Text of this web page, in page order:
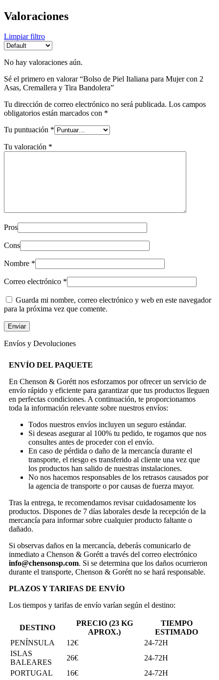
Valoraciones
Limpiar filtro
No hay valoraciones aún.
Sé el primero en valorar “Bolso de Piel Italiana para Mujer con 2
Asas, Cremallera y Tira Bandolera”
Tu dirección de correo electrónico no será publicada. Los campos
obligatorios están marcados con *
Tu puntuación *
Tu valoración *
Pros
Cons
Nombre *
Correo electrónico *
Guarda mi nombre, correo electrónico y web en este navegador
para la próxima vez que comente.
Envíos y Devoluciones
ENVÍO DEL PAQUETE
En Chenson & Gorétt nos esforzamos por ofrecer un servicio de
envío rápido y eficiente para garantizar que tus productos lleguen
en perfectas condiciones. A continuación, te proporcionamos
toda la información relevante sobre nuestros envíos:
Todos nuestros envíos incluyen un seguro estándar.
Si deseas asegurar al 100% tu pedido, te rogamos que nos
consultes antes de proceder con el envío.
En caso de pérdida o daño de la mercancía durante el
transporte, el riesgo es transferido al cliente una vez que
los productos han salido de nuestras instalaciones.
No nos hacemos responsables de los retrasos causados por
la agencia de transporte o por causas de fuerza mayor.
Tras la entrega, te recomendamos revisar cuidadosamente los
productos. Dispones de 7 días laborales desde la recepción de la
mercancía para informar sobre cualquier producto faltante o
dañado.
Si observas daños en la mercancía, deberás comunicarlo de
inmediato a Chenson & Gorétt a través del correo electrónico
info@chensonsp.com. Si se determina que los daños ocurrieron
durante el transporte, Chenson & Gorétt no se hará responsable.
PLAZOS Y TARIFAS DE ENVÍO
Los tiempos y tarifas de envío varían según el destino:
DESTINO
PRECIO (23 KG
APROX.)
TIEMPO
ESTIMADO
PENÍNSULA
12€
24-72H
ISLAS
BALEARES
26€
24-72H
PORTUGAL
16€
24-72H